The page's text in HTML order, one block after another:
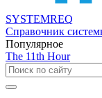
SYSTEMREQ
Справочник
Популярное
The 11th Hour